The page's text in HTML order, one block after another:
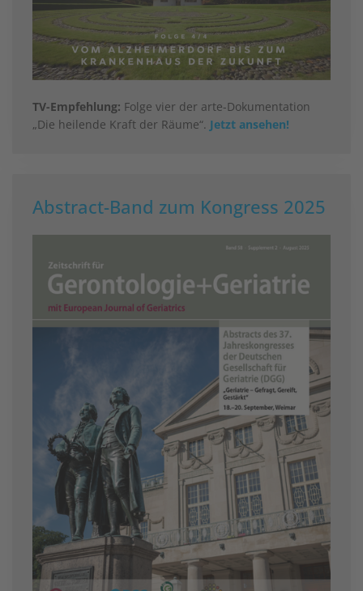
TV-Empfehlung: Folge vier der arte-Dokumentation
„Die heilende Kraft der Räume“. Jetzt ansehen!
Abstract-Band zum Kongress 2025